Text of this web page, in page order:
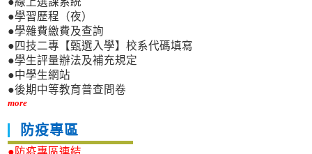
●學習歷程（夜）
●學雜費繳費及查詢
●四技二專【甄選入學】校系代碼填寫
●學生評量辦法及補充規定
●中學生網站
●後期中等教育普查問卷
more
防疫專區
●防疫專區連結